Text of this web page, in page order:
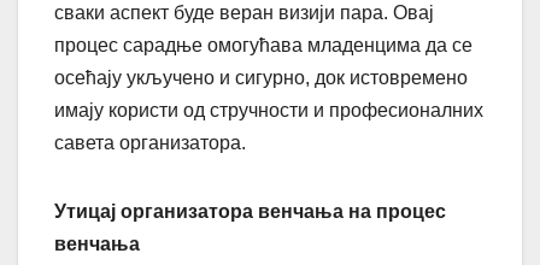
сваки аспект буде веран визији пара. Овај
процес сарадње омогућава младенцима да се
осећају укључено и сигурно, док истовремено
имају користи од стручности и професионалних
савета организатора.
Утицај организатора венчања на процес
венчања